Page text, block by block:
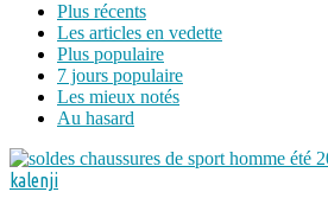
Plus récents
Les articles en vedette
Plus populaire
7 jours populaire
Les mieux notés
Au hasard
kalenji